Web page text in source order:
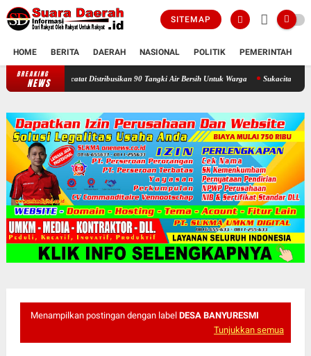
SITEMAP
HOME BERITA DAERAH NASIONAL POLITIK PEMERINTAH
BREAKING
NEWS Selama Kemarau : Posko Relawan Ganefo Tangen Mencatat
Menampilkan postingan dengan label DESA BANYURESMI
Tunjukkan semua